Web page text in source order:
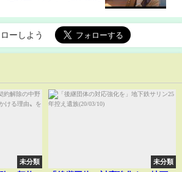
ーしよう
未分類 未分類